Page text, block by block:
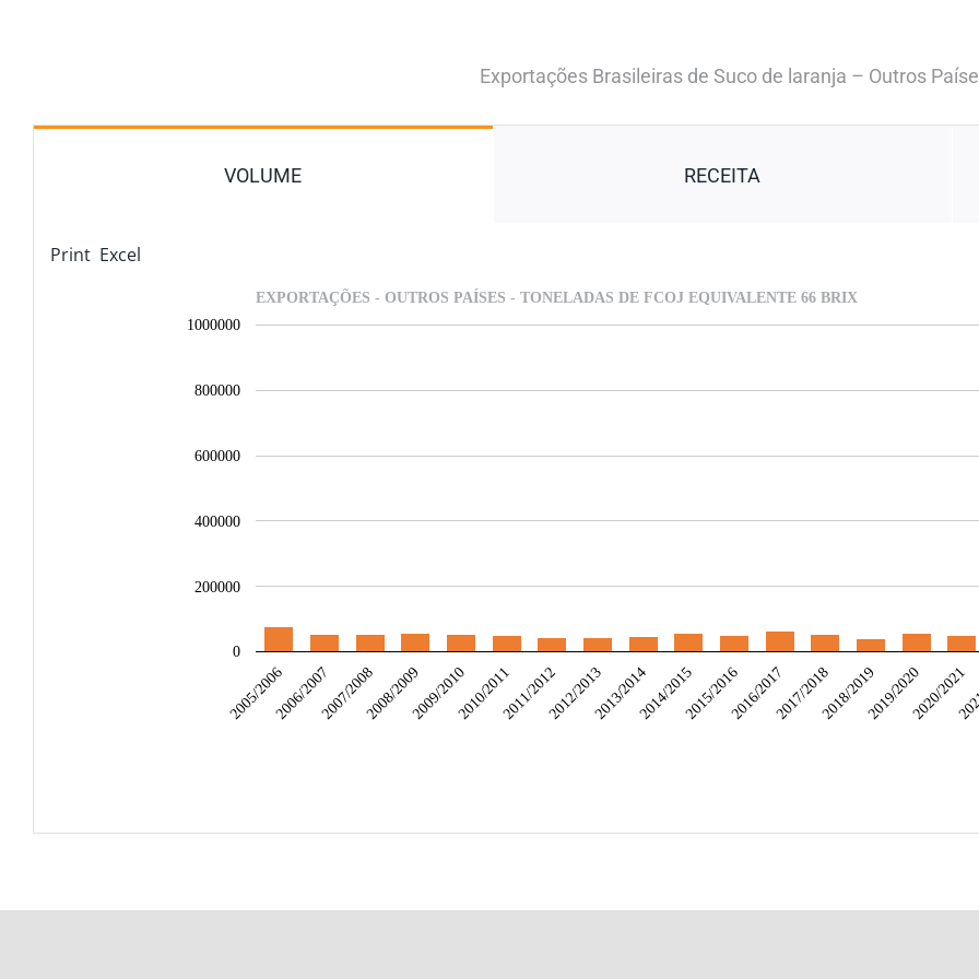
Exportações Brasileiras de Suco de laranja – Outros
VOLUME RECEITA
Print Excel
EXPORTAÇÕES - OUTROS PAÍSES - TONELADAS DE FCOJ EQUIVALENTE 66 BRIX
2005/20062006/20072007/20082008/20092009/20102010/20112011/20122012/20132013/20142014/20152015/20162016/20172017/20182018/20192019/20202020/2021
0
200000
400000
600000
800000
1000000